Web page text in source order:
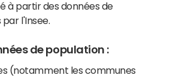
à partir des données de
l'Insee.
de population :
(notamment les communes